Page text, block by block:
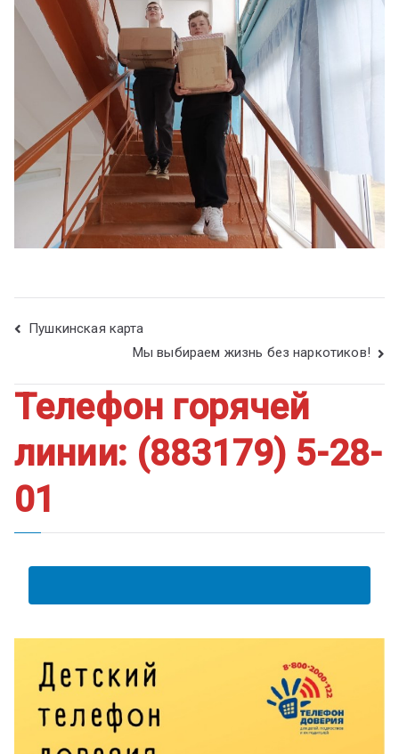
Пушкинская карта
Мы выбираем жизнь без наркотиков!
Телефон горячей
линии: (883179) 5-28-
01